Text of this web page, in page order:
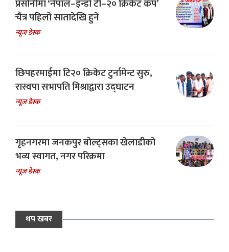
प्रसौनीमा ‘नेपाल–इन्डो टी–२० क्रिकेट कप’
चैत्र पहिलो सातादेखि हुने
न्यूज डेस्क
छिपहरमाईमा टि२० क्रिकेट टुर्नामेन्ट सुरु,
रास्वपा सभापति मिश्राद्वारा उद्घाटन
न्यूज डेस्क
गृहनगरमा जनकपुर बोल्ट्सका खेलाडीको
भव्य स्वागत, नगर परिक्रमा
न्यूज डेस्क
थप खबर